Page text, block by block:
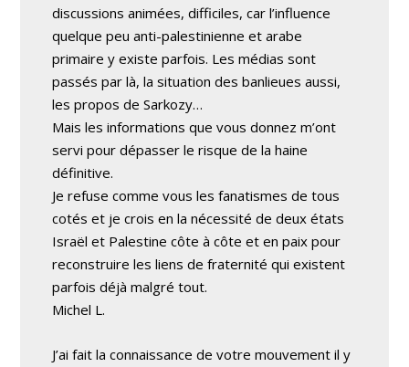
discussions animées, difficiles, car l’influence
quelque peu anti-palestinienne et arabe
primaire y existe parfois. Les médias sont
passés par là, la situation des banlieues aussi,
les propos de Sarkozy…
Mais les informations que vous donnez m’ont
servi pour dépasser le risque de la haine
définitive.
Je refuse comme vous les fanatismes de tous
cotés et je crois en la nécessité de deux états
Israël et Palestine côte à côte et en paix pour
reconstruire les liens de fraternité qui existent
parfois déjà malgré tout.
Michel L.
J’ai fait la connaissance de votre mouvement il y